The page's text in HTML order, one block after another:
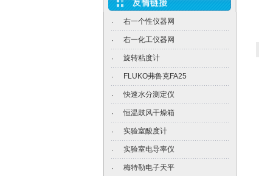
· 右一个性仪器网
· 右一化工仪器网
· 旋转粘度计
· FLUKO弗鲁克FA25
· 快速水分测定仪
· 恒温鼓风干燥箱
· 实验室酸度计
· 实验室电导率仪
· 梅特勒电子天平